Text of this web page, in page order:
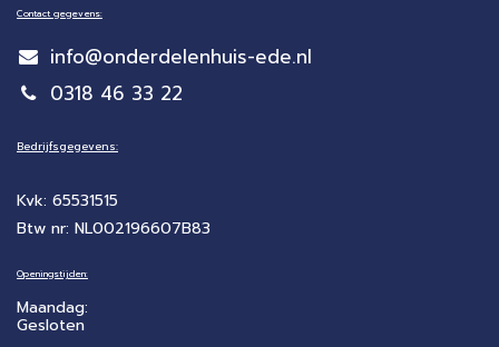
Contact gegevens:
info@onderdelenhuis-ede.nl
0318 46 33 22
Bedrijfsgegevens:
Kvk: 65531515
Btw nr: NL002196607B83
Openingstijden:
Maandag:
Gesloten